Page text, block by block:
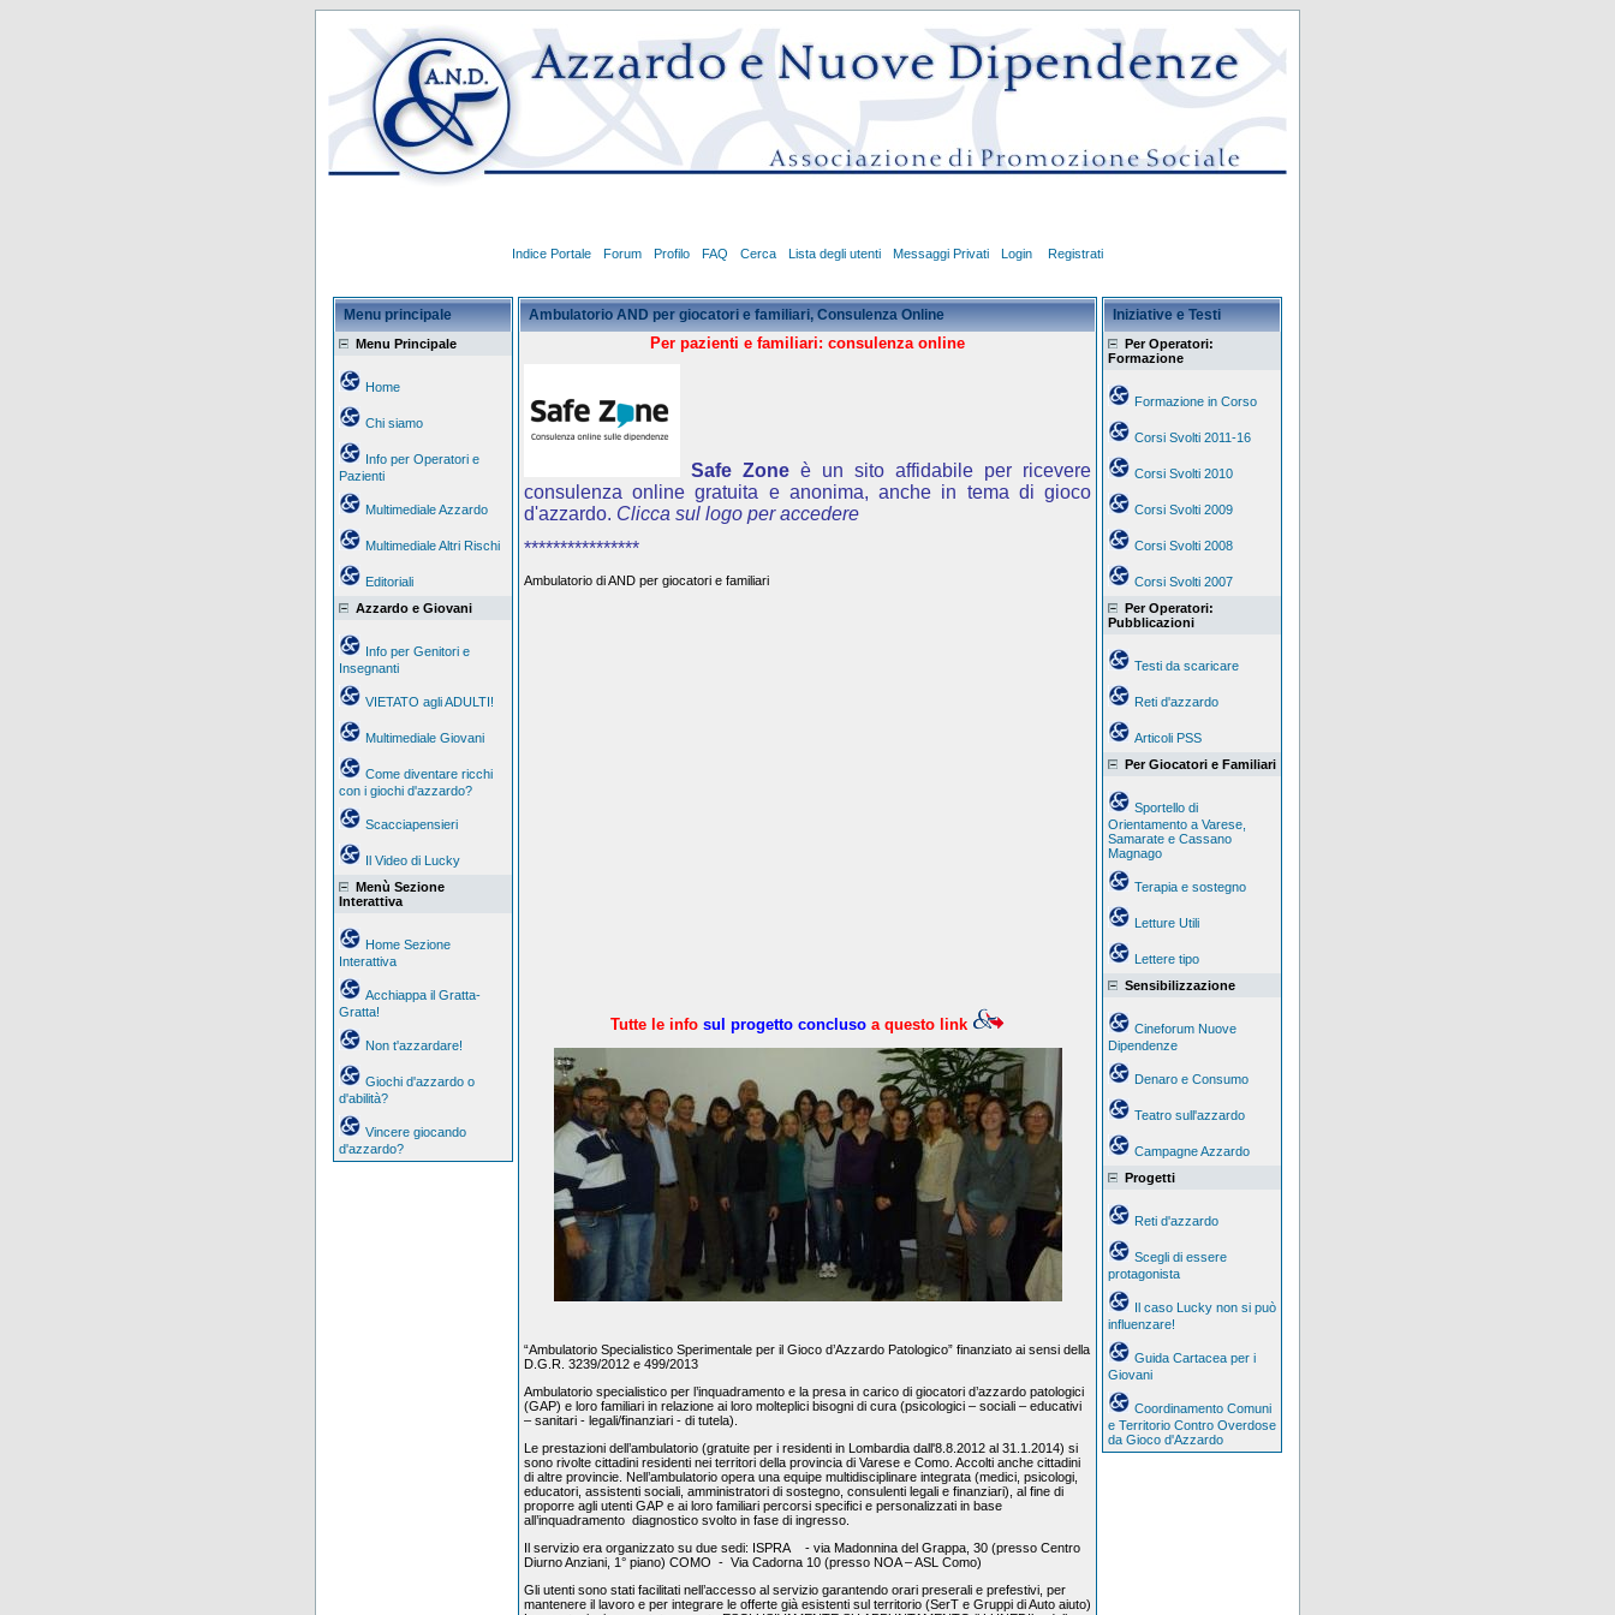
Indice Portale Forum Profilo FAQ Cerca Lista degli utenti Messaggi Privati Login Registrati
Menu principale
Menu Principale
Home
Chi siamo
Info per Operatori e
Pazienti
Multimediale Azzardo
Multimediale Altri Rischi
Editoriali
Azzardo e Giovani
Info per Genitori e
Insegnanti
VIETATO agli ADULTI!
Multimediale Giovani
Come diventare ricchi
con i giochi d'azzardo?
Scacciapensieri
Il Video di Lucky
Menù Sezione
Interattiva
Home Sezione
Interattiva
Acchiappa il Gratta-
Gratta!
Non t'azzardare!
Giochi d'azzardo o
d'abilità?
Vincere giocando
d'azzardo?
Ambulatorio AND per giocatori e familiari, Consulenza Online
Per pazienti e familiari: consulenza online
Safe Zone è un sito affidabile per ricevere
consulenza online gratuita e anonima, anche in tema di gioco
d'azzardo. Clicca sul logo per accedere
****************
Ambulatorio di AND per giocatori e familiari
Tutte le info sul progetto concluso a questo link
“Ambulatorio Specialistico Sperimentale per il Gioco d’Azzardo Patologico” finanziato ai sensi della
D.G.R. 3239/2012 e 499/2013
Ambulatorio specialistico per l’inquadramento e la presa in carico di giocatori d’azzardo patologici
(GAP) e loro familiari in relazione ai loro molteplici bisogni di cura (psicologici – sociali – educativi
– sanitari - legali/finanziari - di tutela).
Le prestazioni dell’ambulatorio (gratuite per i residenti in Lombardia dall'8.8.2012 al 31.1.2014) si
sono rivolte cittadini residenti nei territori della provincia di Varese e Como. Accolti anche cittadini
di altre provincie. Nell’ambulatorio opera una equipe multidisciplinare integrata (medici, psicologi,
educatori, assistenti sociali, amministratori di sostegno, consulenti legali e finanziari), al fine di
proporre agli utenti GAP e ai loro familiari percorsi specifici e personalizzati in base
all’inquadramento diagnostico svolto in fase di ingresso.
Il servizio era organizzato su due sedi: ISPRA - via Madonnina del Grappa, 30 (presso Centro
Diurno Anziani, 1° piano) COMO - Via Cadorna 10 (presso NOA – ASL Como)
Gli utenti sono stati facilitati nell’accesso al servizio garantendo orari preserali e prefestivi, per
mantenere il lavoro e per integrare le offerte già esistenti sul territorio (SerT e Gruppi di Auto aiuto)
Iniziative e Testi
Per Operatori:
Formazione
Formazione in Corso
Corsi Svolti 2011-16
Corsi Svolti 2010
Corsi Svolti 2009
Corsi Svolti 2008
Corsi Svolti 2007
Per Operatori:
Pubblicazioni
Testi da scaricare
Reti d'azzardo
Articoli PSS
Per Giocatori e Familiari
Sportello di
Orientamento a Varese,
Samarate e Cassano
Magnago
Terapia e sostegno
Letture Utili
Lettere tipo
Sensibilizzazione
Cineforum Nuove
Dipendenze
Denaro e Consumo
Teatro sull'azzardo
Campagne Azzardo
Progetti
Reti d'azzardo
Scegli di essere
protagonista
Il caso Lucky non si può
influenzare!
Guida Cartacea per i
Giovani
Coordinamento Comuni
e Territorio Contro Overdose
da Gioco d'Azzardo